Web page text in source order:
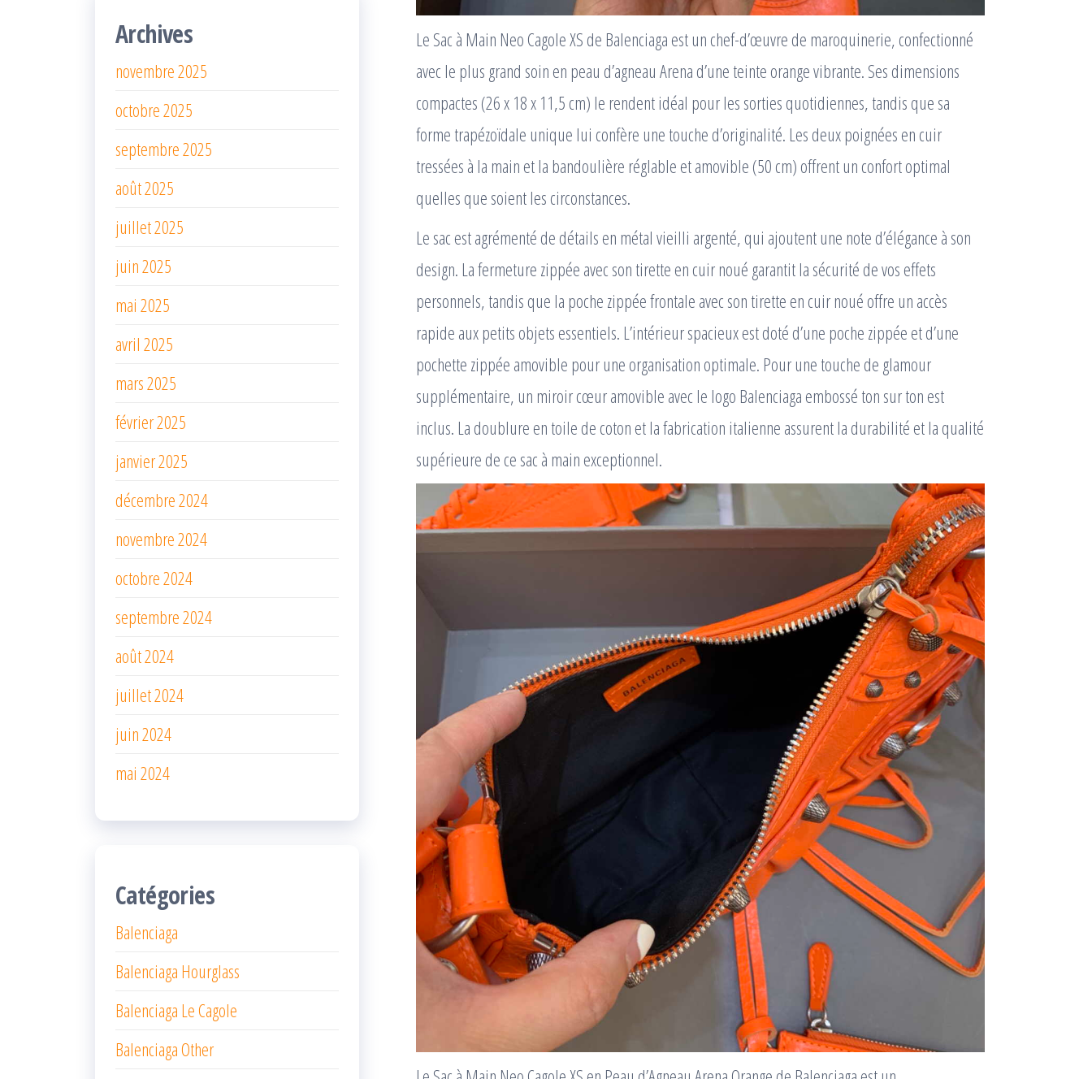
Le Sac à Main Neo Cagole XS de Balenciaga est un chef-d’œuvre de maroquinerie, confectionné
avec le plus grand soin en peau d’agneau Arena d’une teinte orange vibrante. Ses dimensions
compactes (26 x 18 x 11,5 cm) le rendent idéal pour les sorties quotidiennes, tandis que sa
forme trapézoïdale unique lui confère une touche d’originalité. Les deux poignées en cuir
tressées à la main et la bandoulière réglable et amovible (50 cm) offrent un confort optimal
quelles que soient les circonstances.
Le sac est agrémenté de détails en métal vieilli argenté, qui ajoutent une note d’élégance à son
design. La fermeture zippée avec son tirette en cuir noué garantit la sécurité de vos effets
personnels, tandis que la poche zippée frontale avec son tirette en cuir noué offre un accès
rapide aux petits objets essentiels. L’intérieur spacieux est doté d’une poche zippée et d’une
pochette zippée amovible pour une organisation optimale. Pour une touche de glamour
supplémentaire, un miroir cœur amovible avec le logo Balenciaga embossé ton sur ton est
inclus. La doublure en toile de coton et la fabrication italienne assurent la durabilité et la qualité
supérieure de ce sac à main exceptionnel.
Archives
novembre 2025
octobre 2025
septembre 2025
août 2025
juillet 2025
juin 2025
mai 2025
avril 2025
mars 2025
février 2025
janvier 2025
décembre 2024
novembre 2024
octobre 2024
septembre 2024
août 2024
juillet 2024
juin 2024
mai 2024
Catégories
Balenciaga
Balenciaga Hourglass
Balenciaga Le Cagole
Balenciaga Other